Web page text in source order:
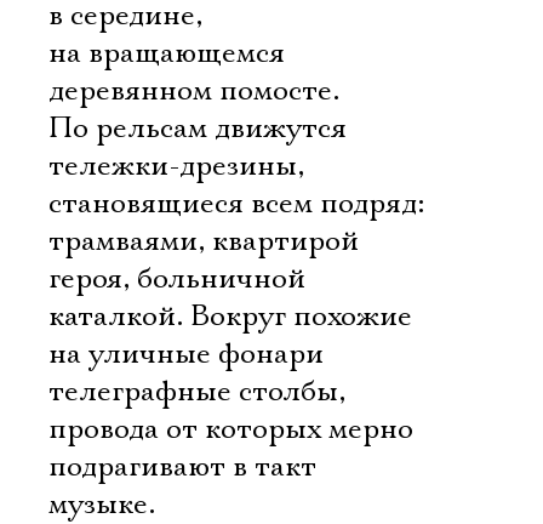
в середине,
на вращающемся
деревянном помосте.
По рельсам движутся
тележки-дрезины,
становящиеся всем подряд:
трамваями, квартирой
героя, больничной
каталкой. Вокруг похожие
на уличные фонари
телеграфные столбы,
провода от которых мерно
подрагивают в такт
музыке.